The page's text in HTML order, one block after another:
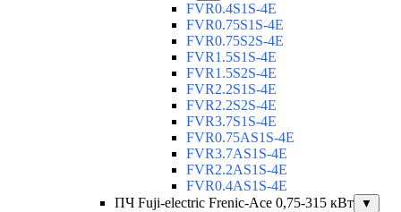
FVR0.4S1S-4E
FVR0.75S1S-4E
FVR0.75S2S-4E
FVR1.5S1S-4E
FVR1.5S2S-4E
FVR2.2S1S-4E
FVR2.2S2S-4E
FVR3.7S1S-4E
FVR0.75AS1S-4E
FVR3.7AS1S-4E
FVR2.2AS1S-4E
FVR0.4AS1S-4E
ПЧ Fuji-electric Frenic-Ace 0,75-315 кВт
▼